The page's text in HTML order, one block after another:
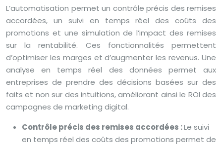
L’automatisation permet un contrôle précis des remises
accordées, un suivi en temps réel des coûts des
promotions et une simulation de l’impact des remises
sur la rentabilité. Ces fonctionnalités permettent
d’optimiser les marges et d’augmenter les revenus. Une
analyse en temps réel des données permet aux
entreprises de prendre des décisions basées sur des
faits et non sur des intuitions, améliorant ainsi le ROI des
campagnes de marketing digital.
Contrôle précis des remises accordées :Le suivi
en temps réel des coûts des promotions permet de